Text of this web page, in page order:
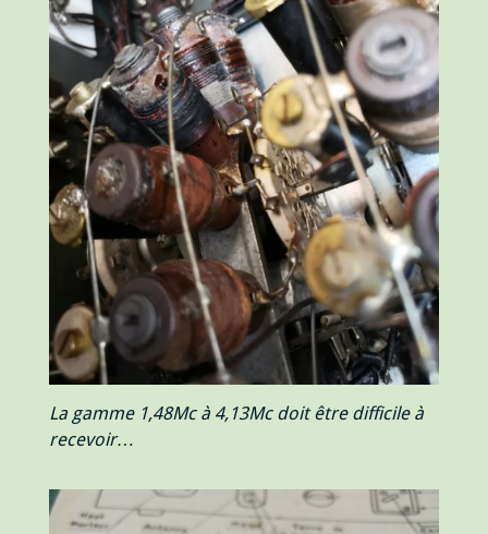
La gamme 1,48Mc à 4,13Mc doit être difficile à
recevoir…